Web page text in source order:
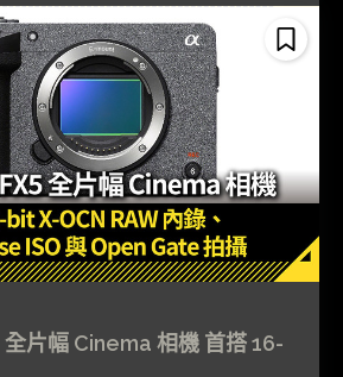
片幅 Cinema 相機 首搭 16-